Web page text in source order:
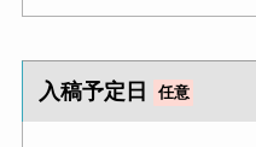
入稿予定日 任意